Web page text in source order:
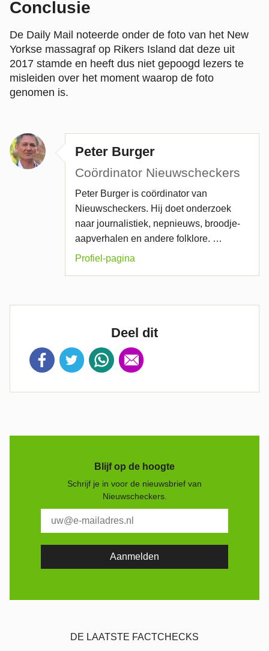
Conclusie
De Daily Mail noteerde onder de foto van het New
Yorkse massagraf op Rikers Island dat deze uit
2017 stamde en heeft dus niet gepoogd lezers te
misleiden over het moment waarop de foto
genomen is.
Peter Burger
Coördinator Nieuwscheckers
Peter Burger is coördinator van
Nieuwscheckers. Hij doet onderzoek
naar journalistiek, nepnieuws, broodje-
aapverhalen en andere folklore. …
Profiel-pagina
Deel dit
Blijf op de hoogte
Schrijf je in voor de nieuwsbrief van
Nieuwscheckers.
DE LAATSTE FACTCHECKS